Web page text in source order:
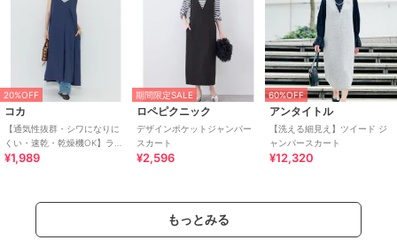
20%OFF
コカ
【通気性抜群・シワになりに
くい・速乾・乾燥機OK】ライ
トエンボスマキシジャンパー
¥1,989
期間限定SALE
ロペピクニック
デザインポケットジャンパー
スカート
¥2,596
60%OFF
アンタイトル
【洗える細見え】ツイード ジ
ャンパースカート
¥12,320
もっとみる